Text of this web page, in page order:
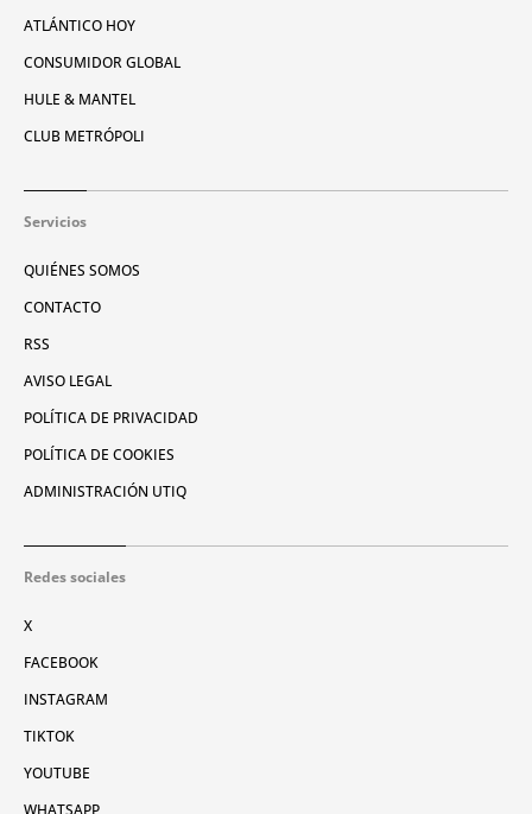
ATLÁNTICO HOY
CONSUMIDOR GLOBAL
HULE & MANTEL
CLUB METRÓPOLI
Servicios
QUIÉNES SOMOS
CONTACTO
RSS
AVISO LEGAL
POLÍTICA DE PRIVACIDAD
POLÍTICA DE COOKIES
ADMINISTRACIÓN UTIQ
Redes sociales
X
FACEBOOK
INSTAGRAM
TIKTOK
YOUTUBE
WHATSAPP